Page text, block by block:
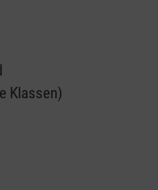
Klassen)